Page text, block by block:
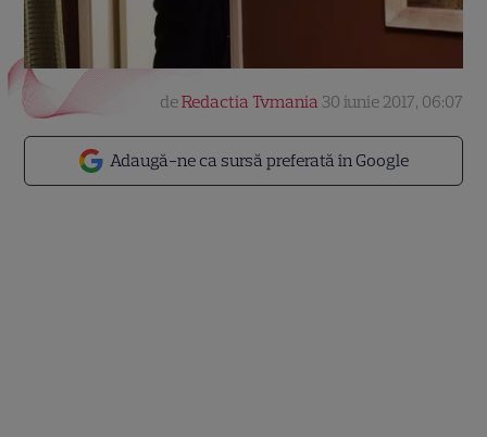
Adaugă-ne ca sursă preferată în Google
deRedactia Tvmania 30 iunie 2017, 06:07